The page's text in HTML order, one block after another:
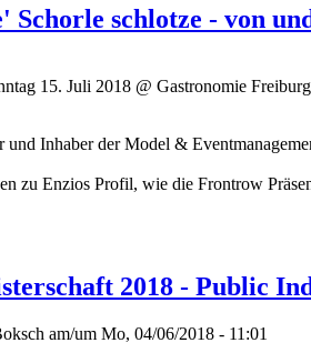
Schorle schlotze - von
15. Juli 2018 @ Gastronomie Freiburg
Inhaber der Model &
zu Enzios Profil, wie die Frontrow
2018 - Public
am/um Mo, 04/06/2018 - 11:01